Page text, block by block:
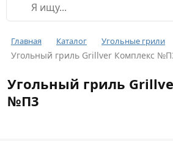
Главная Каталог Угольные грили
Угольный гриль Grillver Комплекс
Угольный гриль
№П3